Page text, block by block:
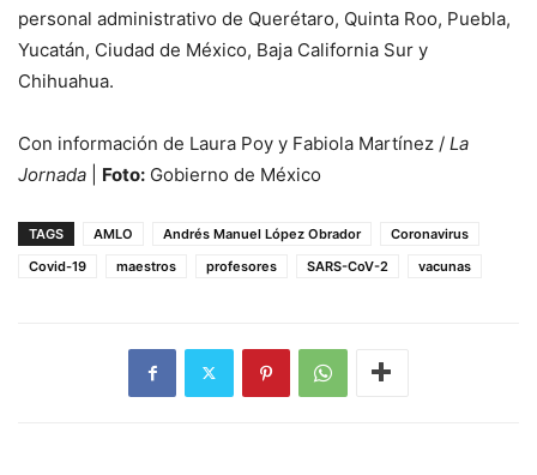
personal administrativo de Querétaro, Quinta Roo, Puebla,
Yucatán, Ciudad de México, Baja California Sur y
Chihuahua.
Con información de Laura Poy y Fabiola Martínez / La
Jornada
Foto: Gobierno de México
TAGS AMLO Andrés Manuel López Obrador
Coronavirus
Covid-19
maestros profesores SARS-CoV-2 vacunas